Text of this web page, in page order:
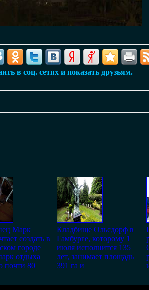
в соц. сетях и показать друзьям.
Марк
создать в
городе
отдыха
почти 80
Кладбище Ольсдорф в
Гамбурге, которому 1
июля исполнится 135
лет, занимает площадь
391 га и